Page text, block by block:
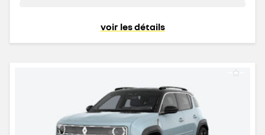
voir les détails